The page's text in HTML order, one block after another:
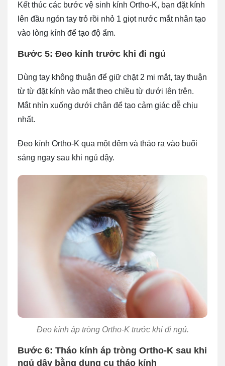
Kết thúc các bước vệ sinh kính Ortho-K, bạn đặt kính
lên đầu ngón tay trỏ rồi nhỏ 1 giọt nước mắt nhân tạo
vào lòng kính để tạo độ ẩm.
Bước 5: Đeo kính trước khi đi ngủ
Dùng tay không thuận để giữ chặt 2 mi mắt, tay thuận
từ từ đặt kính vào mắt theo chiều từ dưới lên trên.
Mắt nhìn xuống dưới chân để tạo cảm giác dễ chịu
nhất.
Đeo kính Ortho-K qua một đêm và tháo ra vào buổi
sáng ngay sau khi ngủ dậy.
Đeo kính áp tròng Ortho-K trước khi đi ngủ.
Bước 6: Tháo kính áp tròng Ortho-K sau khi
ngủ dậy bằng dụng cụ tháo kính